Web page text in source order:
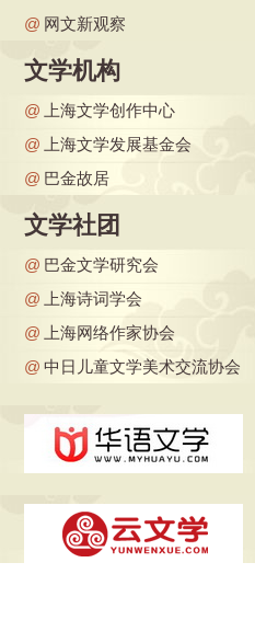
@ 网文新观察
文学机构
@
上海文学创作中心
@
上海文学发展基金会
@ 巴金故居
文学社团
@ 巴金文学研究会
@
上海诗词学会
@
上海网络作家协会
@ 中日儿童文学美术交流协会